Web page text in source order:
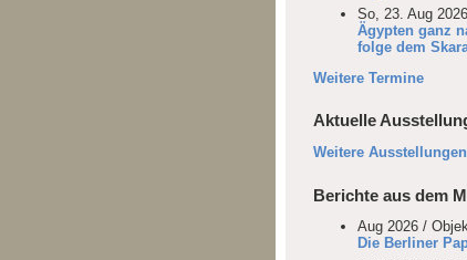
So, 23. Aug 2026
Ägypten ganz
folge dem
Weitere Termine
Aktuelle
Weitere Ausstellungen
Berichte aus dem
Aug 2026 /
Die Berliner